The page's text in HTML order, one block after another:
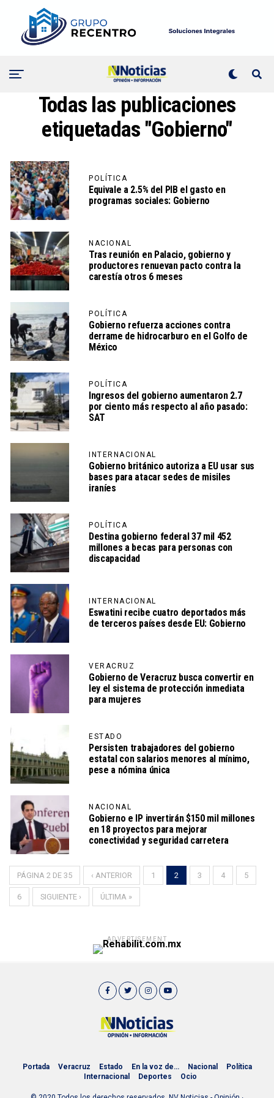
Todas las publicaciones
etiquetadas "Gobierno"
POLÍTICA
Equivale a 2.5% del PIB el gasto en
programas sociales: Gobierno
NACIONAL
Tras reunión en Palacio, gobierno y
productores renuevan pacto contra la
carestía otros 6 meses
POLÍTICA
Gobierno refuerza acciones contra
derrame de hidrocarburo en el Golfo de
México
POLÍTICA
Ingresos del gobierno aumentaron 2.7
por ciento más respecto al año pasado:
SAT
INTERNACIONAL
Gobierno británico autoriza a EU usar sus
bases para atacar sedes de misiles
iraníes
POLÍTICA
Destina gobierno federal 37 mil 452
millones a becas para personas con
discapacidad
INTERNACIONAL
Eswatini recibe cuatro deportados más
de terceros países desde EU: Gobierno
VERACRUZ
Gobierno de Veracruz busca convertir en
ley el sistema de protección inmediata
para mujeres
ESTADO
Persisten trabajadores del gobierno
estatal con salarios menores al mínimo,
pese a nómina única
NACIONAL
Gobierno e IP invertirán $150 mil millones
en 18 proyectos para mejorar
conectividad y seguridad carretera
PÁGINA 2 DE 35 ‹ ANTERIOR 1 2 3 4 5
6 SIGUIENTE › ÚLTIMA »
ADVERTISEMENT
Portada Veracruz Estado En la voz de… Nacional
Política
Internacional
Deportes Ocio